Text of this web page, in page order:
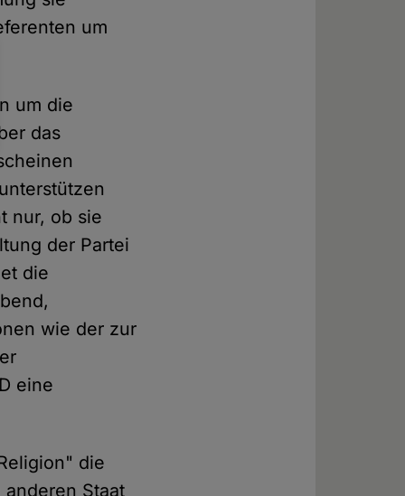
um
um die
das
nur, ob sie
der Partei
die
wie der zur
eine
die
Staat